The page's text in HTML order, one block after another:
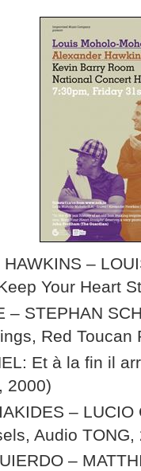
–
Your Heart
– STEPHAN
Red Toucan
Et à la fin il
2000)
–
Audio TONG,
–